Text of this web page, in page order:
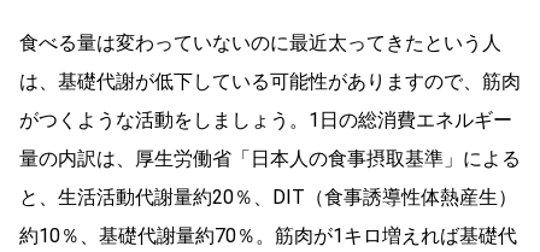
食べる量は変わっていないのに最近太ってきたという人
は、基礎代謝が低下している可能性がありますので、筋肉
がつくような活動をしましょう。1日の総消費エネルギー
量の内訳は、厚生労働省「日本人の食事摂取基準」による
と、生活活動代謝量約20％、DIT（食事誘導性体熱産生）
約10％、基礎代謝量約70％。筋肉が1キロ増えれば基礎代